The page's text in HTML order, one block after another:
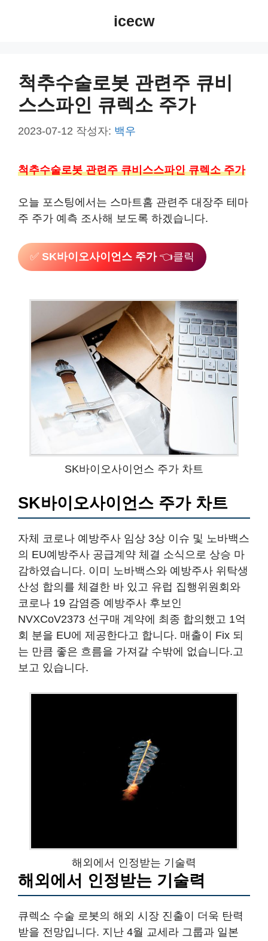
icecw
척추수술로봇 관련주 큐비
스스파인 큐렉소 주가
2023-07-12 작성자: 백우
척추수술로봇 관련주 큐비스스파인 큐렉소 주가
오늘 포스팅에서는 스마트홈 관련주 대장주 테마
주 주가 예측 조사해 보도록 하겠습니다.
✅ SK바이오사이언스 주가👈클릭
SK바이오사이언스 주가 차트
SK바이오사이언스 주가 차트
자체 코로나 예방주사 임상 3상 이슈 및 노바백스
의 EU예방주사 공급계약 체결 소식으로 상승 마
감하였습니다. 이미 노바백스와 예방주사 위탁생
산성 합의를 체결한 바 있고 유럽 집행위원회와
코로나 19 감염증 예방주사 후보인
NVXCoV2373 선구매 계약에 최종 합의했고 1억
회 분을 EU에 제공한다고 합니다. 매출이 Fix 되
는 만큼 좋은 흐름을 가져갈 수밖에 없습니다.고
보고 있습니다.
해외에서 인정받는 기술력
해외에서 인정받는 기술력
큐렉소 수술 로봇의 해외 시장 진출이 더욱 탄력
받을 전망입니다. 지난 4월 교세라 그룹과 일본